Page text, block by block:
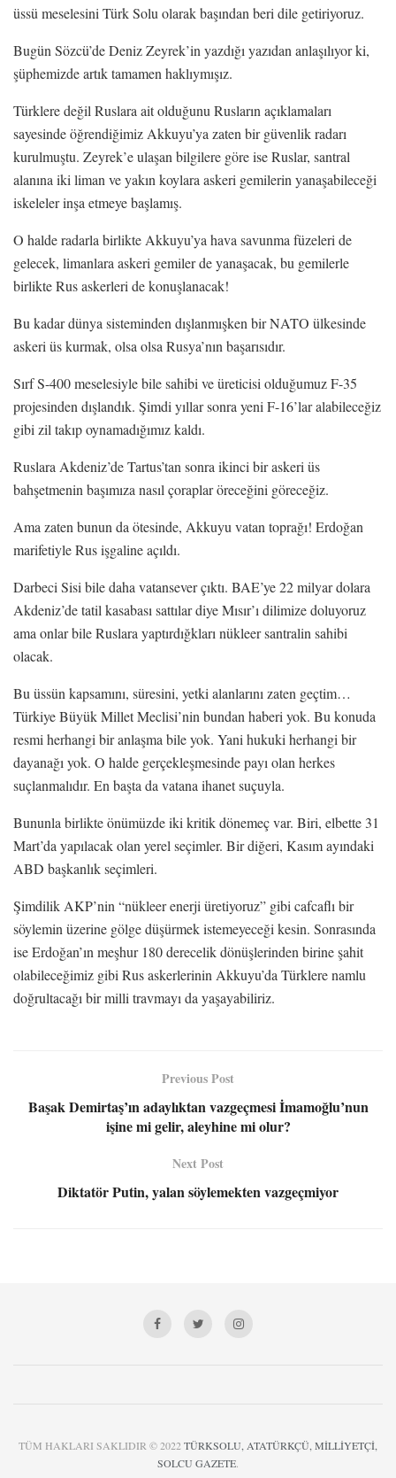
üssü meselesini Türk Solu olarak başından beri dile getiriyoruz.
Bugün Sözcü’de Deniz Zeyrek’in yazdığı yazıdan anlaşılıyor ki,
şüphemizde artık tamamen haklıymışız.
Türklere değil Ruslara ait olduğunu Rusların açıklamaları
sayesinde öğrendiğimiz Akkuyu’ya zaten bir güvenlik radarı
kurulmuştu. Zeyrek’e ulaşan bilgilere göre ise Ruslar, santral
alanına iki liman ve yakın koylara askeri gemilerin yanaşabileceği
iskeleler inşa etmeye başlamış.
O halde radarla birlikte Akkuyu’ya hava savunma füzeleri de
gelecek, limanlara askeri gemiler de yanaşacak, bu gemilerle
birlikte Rus askerleri de konuşlanacak!
Bu kadar dünya sisteminden dışlanmışken bir NATO ülkesinde
askeri üs kurmak, olsa olsa Rusya’nın başarısıdır.
Sırf S-400 meselesiyle bile sahibi ve üreticisi olduğumuz F-35
projesinden dışlandık. Şimdi yıllar sonra yeni F-16’lar alabileceğiz
gibi zil takıp oynamadığımız kaldı.
Ruslara Akdeniz’de Tartus’tan sonra ikinci bir askeri üs
bahşetmenin başımıza nasıl çoraplar öreceğini göreceğiz.
Ama zaten bunun da ötesinde, Akkuyu vatan toprağı! Erdoğan
marifetiyle Rus işgaline açıldı.
Darbeci Sisi bile daha vatansever çıktı. BAE’ye 22 milyar dolara
Akdeniz’de tatil kasabası sattılar diye Mısır’ı dilimize doluyoruz
ama onlar bile Ruslara yaptırdığkları nükleer santralin sahibi
olacak.
Bu üssün kapsamını, süresini, yetki alanlarını zaten geçtim…
Türkiye Büyük Millet Meclisi’nin bundan haberi yok. Bu konuda
resmi herhangi bir anlaşma bile yok. Yani hukuki herhangi bir
dayanağı yok. O halde gerçekleşmesinde payı olan herkes
suçlanmalıdır. En başta da vatana ihanet suçuyla.
Bununla birlikte önümüzde iki kritik dönemeç var. Biri, elbette 31
Mart’da yapılacak olan yerel seçimler. Bir diğeri, Kasım ayındaki
ABD başkanlık seçimleri.
Şimdilik AKP’nin “nükleer enerji üretiyoruz” gibi cafcaflı bir
söylemin üzerine gölge düşürmek istemeyeceği kesin. Sonrasında
ise Erdoğan’ın meşhur 180 derecelik dönüşlerinden birine şahit
olabileceğimiz gibi Rus askerlerinin Akkuyu’da Türklere namlu
doğrultacağı bir milli travmayı da yaşayabiliriz.
Previous Post
Başak Demirtaş’ın adaylıktan vazgeçmesi İmamoğlu’nun
işine mi gelir, aleyhine mi olur?
Next Post
Diktatör Putin, yalan söylemekten vazgeçmiyor
TÜM HAKLARI SAKLIDIR © 2022 TÜRKSOLU, ATATÜRKÇÜ, MİLLİYETÇİ,
SOLCU GAZETE